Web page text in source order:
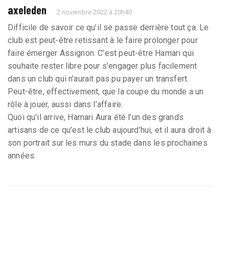
axeleden 2 novembre 2022 à 20h40
Difficile de savoir ce qu’il se passe derrière tout ça. Le
club est peut-être retissant à le faire prolonger pour
faire émerger Assignon. C’est peut-être Hamari qui
souhaite rester libre pour s’engager plus facilement
dans un club qui n’aurait pas pu payer un transfert.
Peut-être, effectivement, que la coupe du monde a un
rôle à jouer, aussi dans l’affaire.
Quoi qu’il arrive, Hamari Aura été l’un des grands
artisans de ce qu’est le club aujourd’hui, et il aura droit à
son portrait sur les murs du stade dans les prochaines
années.